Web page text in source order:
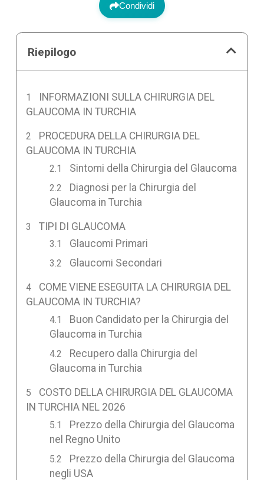
Condividi
Riepilogo
INFORMAZIONI SULLA CHIRURGIA DEL
GLAUCOMA IN TURCHIA
PROCEDURA DELLA CHIRURGIA DEL
GLAUCOMA IN TURCHIA
Sintomi della Chirurgia del Glaucoma
Diagnosi per la Chirurgia del
Glaucoma in Turchia
TIPI DI GLAUCOMA
Glaucomi Primari
Glaucomi Secondari
COME VIENE ESEGUITA LA CHIRURGIA DEL
GLAUCOMA IN TURCHIA?
Buon Candidato per la Chirurgia del
Glaucoma in Turchia
Recupero dalla Chirurgia del
Glaucoma in Turchia
COSTO DELLA CHIRURGIA DEL GLAUCOMA
IN TURCHIA NEL 2026
Prezzo della Chirurgia del Glaucoma
nel Regno Unito
Prezzo della Chirurgia del Glaucoma
negli USA